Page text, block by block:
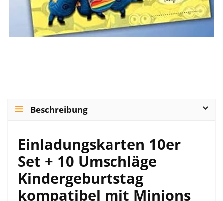
Beschreibung
Einladungskarten 10er
Set + 10 Umschläge
Kindergeburtstag
kompatibel mit Minions